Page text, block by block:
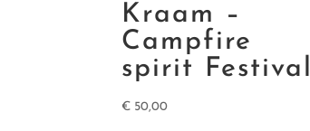
Kraam –
Campfire
spirit Festival
€ 50,00